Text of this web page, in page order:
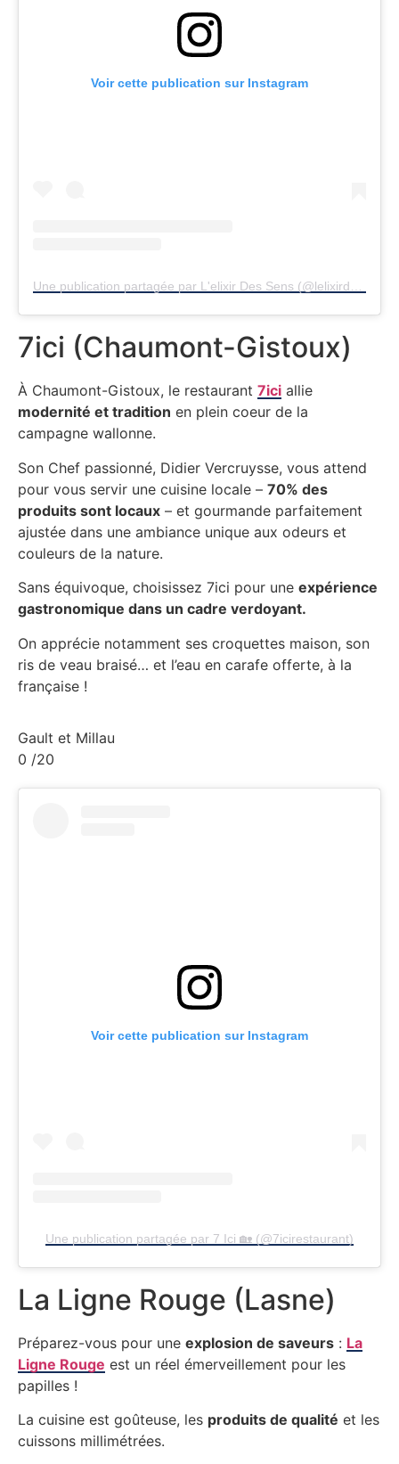
Voir cette publication sur Instagram
Une publication partagée par L'elixir Des Sens (@lelixirdessens)
7ici (Chaumont-Gistoux)
À Chaumont-Gistoux, le restaurant 7ici allie
modernité et tradition en plein coeur de la
campagne wallonne.
Son Chef passionné, Didier Vercruysse, vous attend
pour vous servir une cuisine locale – 70% des
produits sont locaux – et gourmande parfaitement
ajustée dans une ambiance unique aux odeurs et
couleurs de la nature.
Sans équivoque, choisissez 7ici pour une expérience
gastronomique dans un cadre verdoyant.
On apprécie notamment ses croquettes maison, son
ris de veau braisé… et l’eau en carafe offerte, à la
française !
Gault et Millau
0 /20
Voir cette publication sur Instagram
Une publication partagée par 7 Ici 🏡 (@7icirestaurant)
La Ligne Rouge (Lasne)
Préparez-vous pour une explosion de saveurs : La
Ligne Rouge est un réel émerveillement pour les
papilles !
La cuisine est goûteuse, les produits de qualité et les
cuissons millimétrées.